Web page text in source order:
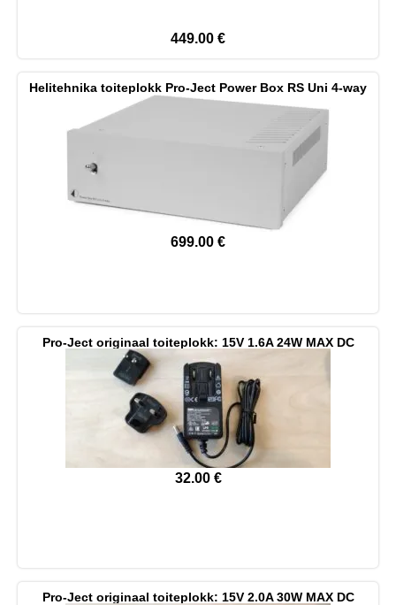
449.00 €
Helitehnika toiteplokk Pro-Ject Power Box RS Uni 4-way
699.00 €
Pro-Ject originaal toiteplokk: 15V 1.6A 24W MAX DC
32.00 €
Pro-Ject originaal toiteplokk: 15V 2.0A 30W MAX DC